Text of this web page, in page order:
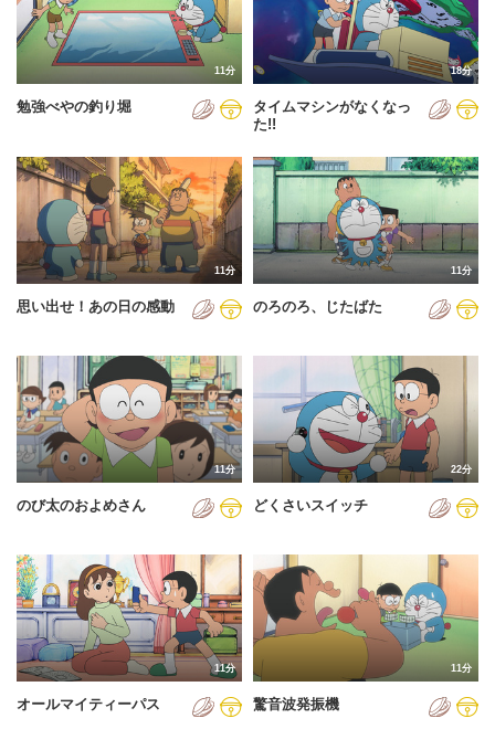
配信が新しい順
あいうえお順(降順)
動画が長い順
動画が短い順
2006年
2007年
2008年
2011年
2012年
2013年
2014年
2015年
2016年
2017年
2019年
2020年
2021年
2022年
誕生日スペシャル
11分
勉強べやの釣り堀
18分
タイムマシンがなくなっ
た!!
11分
思い出せ！あの日の感動
11分
のろのろ、じたばた
11分
のび太のおよめさん
22分
どくさいスイッチ
11分
オールマイティーパス
11分
驚音波発振機